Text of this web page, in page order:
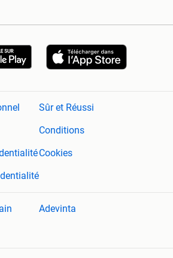
Sûr et Réussi
Conditions
Cookies
Adevinta